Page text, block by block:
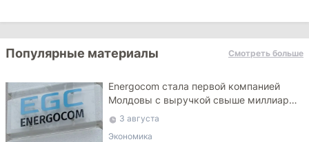
Популярные материалы Смотреть больше
Energocom стала первой компанией
Молдовы с выручкой свыше миллиарда
евро3 августа
Экономика